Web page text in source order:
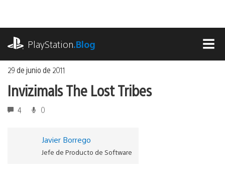
contenido
PlayStation.Blog
29 de junio de 2011
Invizimals The Lost Tribes
4 0
Javier Borrego
Jefe de Producto de Software